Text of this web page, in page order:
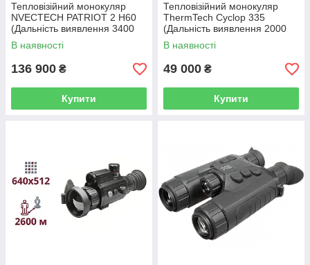
Тепловізійний монокуляр
NVECTECH PATRIOT 2 H60
(Дальність виявлення 3400
м)
В наявності
136 900 ₴
Купити
Тепловізійний монокуляр
ThermTech Cyclop 335
(Дальність виявлення 2000
м)
В наявності
49 000 ₴
Купити